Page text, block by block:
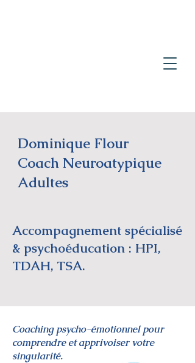
Dominique Flour
Coach Neuroatypique
Adultes
Accompagnement spécialisé
& psychoéducation : HPI,
TDAH, TSA.
Coaching psycho-émotionnel pour
comprendre et apprivoiser votre
singularité.